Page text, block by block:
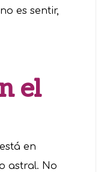
es sentir,
el
en
astral. No